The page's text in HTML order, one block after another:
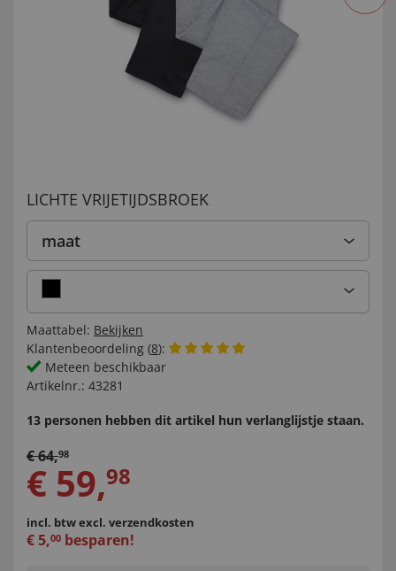
LICHTE VRIJETIJDSBROEK
maat
Maattabel: Bekijken
Klantenbeoordeling (8):
Meteen beschikbaar
Artikelnr.: 43281
13 personen hebben dit artikel hun verlanglijstje staan.
€64,98
€ 59,98
incl. btwexcl. verzendkosten
€5,00 besparen!